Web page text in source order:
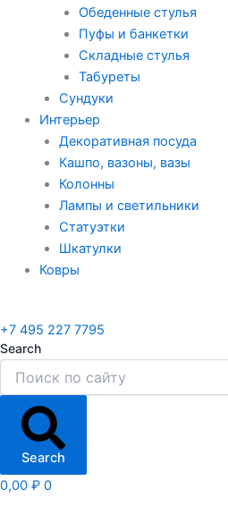
Обеденные стулья
Пуфы и банкетки
Складные стулья
Табуреты
Сундуки
Интерьер
Декоративная посуда
Кашпо, вазоны, вазы
Колонны
Лампы и светильники
Статуэтки
Шкатулки
Ковры
+7 495 227 7795
Search
Search
0,00 ₽ 0